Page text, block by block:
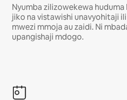
Nyumba zilizowekewa huduma
jiko na vistawishi unavyohitaji
mwezi mmoja au zaidi. Ni
upangishaji mdogo.